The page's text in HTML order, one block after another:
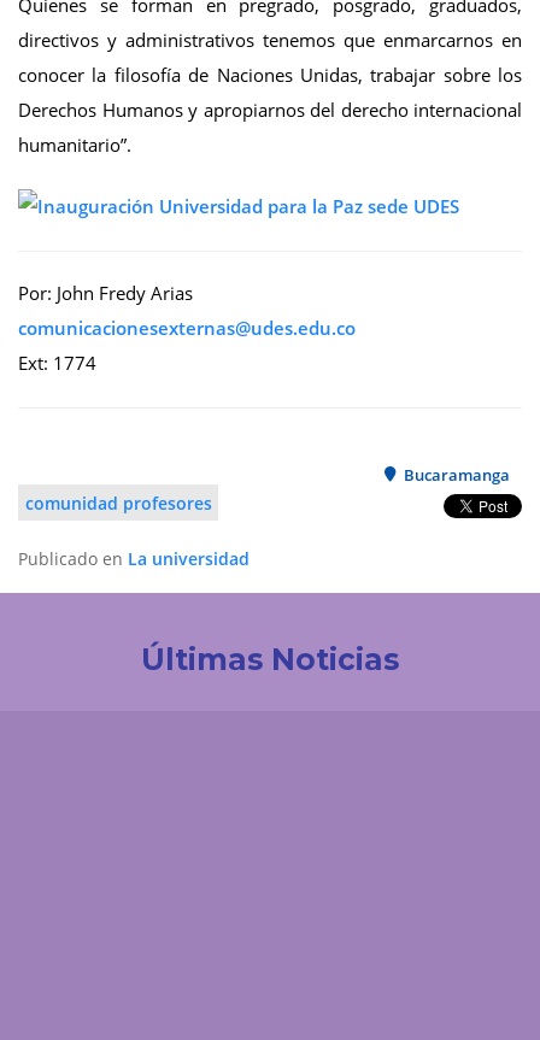
Quienes se forman en pregrado, posgrado, graduados,
directivos y administrativos tenemos que enmarcarnos en
conocer la filosofía de Naciones Unidas, trabajar sobre los
Derechos Humanos y apropiarnos del derecho internacional
humanitario”.
Por: John Fredy Arias
Ext: 1774
Bucaramanga
comunidad profesores
Publicado en La universidad
Últimas Noticias